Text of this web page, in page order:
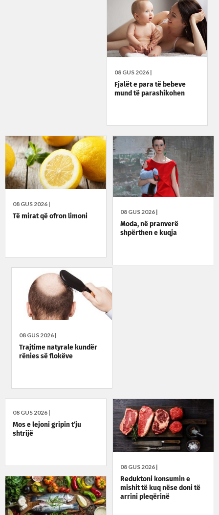
08 GUS 2026 |
Fjalët e para të bebeve
mund të parashikohen
08 GUS 2026 |
Moda, në pranverë
shpërthen e kuqja
08 GUS 2026 |
Të mirat që ofron limoni
08 GUS 2026 |
Trajtime natyrale kundër
rënies së flokëve
08 GUS 2026 |
Mos e lejoni gripin t’ju
shtrijë
08 GUS 2026 |
Reduktoni konsumin e
mishit të kuq nëse doni të
arrini pleqërinë